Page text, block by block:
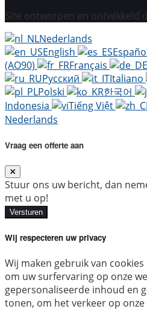
Site ontworpen en ontwikkeld
Nederlands
English
(AO90)
Français
Русский
Italiano
Polski
한국어
Indonesia
Tiếng Việt
Nederlands
Vraag een offerte aan
Stuur ons uw bericht, dan
met u op!
Versturen
Wij respecteren uw privacy
Wij maken gebruik van
om uw surfervaring op onze
gepersonaliseerde inhoud en
tonen, om het verkeer op